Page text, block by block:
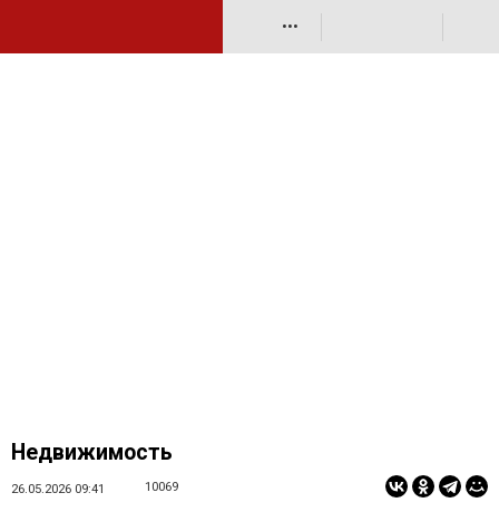
•••
Недвижимость
26.05.2026 09:41 10069